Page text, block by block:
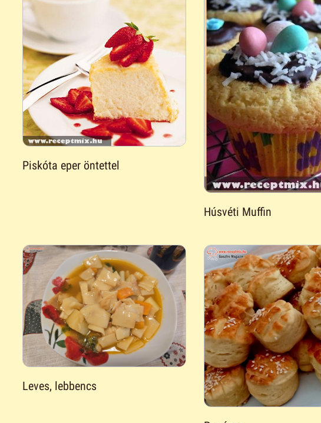
Piskóta eper öntettel
Húsvéti Muffin
Leves, lebbencs